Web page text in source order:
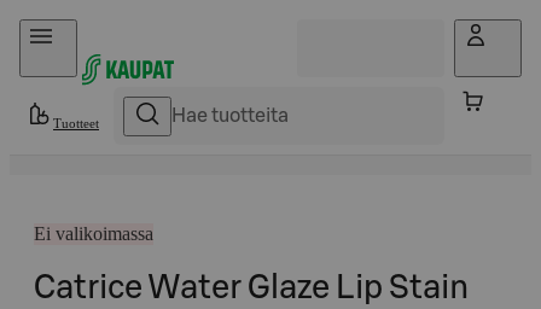
Hyppää sisältöön
Tuotteet
Ei valikoimassa
Catrice Water Glaze Lip Stain